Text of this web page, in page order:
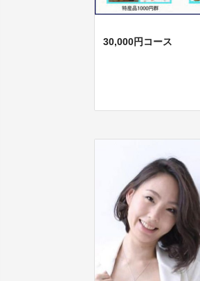
30,000円コース